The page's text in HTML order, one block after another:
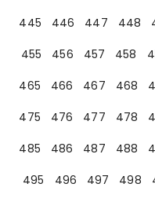
445
446 447 448
455
456 457 458
465
466 467 468
475
476 477 478
485
486 487 488
495
496 497 498